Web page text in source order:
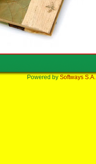
Powered by Softways S.A.